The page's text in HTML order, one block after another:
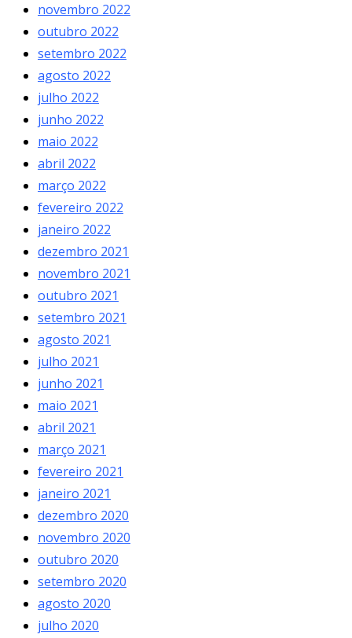
novembro 2022
outubro 2022
setembro 2022
agosto 2022
julho 2022
junho 2022
maio 2022
abril 2022
março 2022
fevereiro 2022
janeiro 2022
dezembro 2021
novembro 2021
outubro 2021
setembro 2021
agosto 2021
julho 2021
junho 2021
maio 2021
abril 2021
março 2021
fevereiro 2021
janeiro 2021
dezembro 2020
novembro 2020
outubro 2020
setembro 2020
agosto 2020
julho 2020